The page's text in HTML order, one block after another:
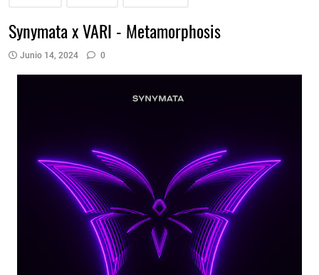
Synymata x VARI - Metamorphosis
Junio 14, 2024 0